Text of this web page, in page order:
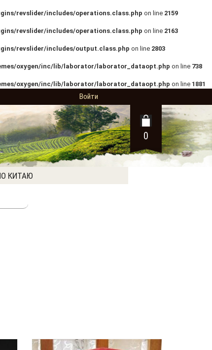
revslider/includes/operations.class.php on line 2159
revslider/includes/operations.class.php on line 2163
revslider/includes/output.class.php on line 2803
oxygen/inc/lib/laborator/laborator_dataopt.php on line 738
oxygen/inc/lib/laborator/laborator_dataopt.php on line 1881
Войти
КИТАЮ
0